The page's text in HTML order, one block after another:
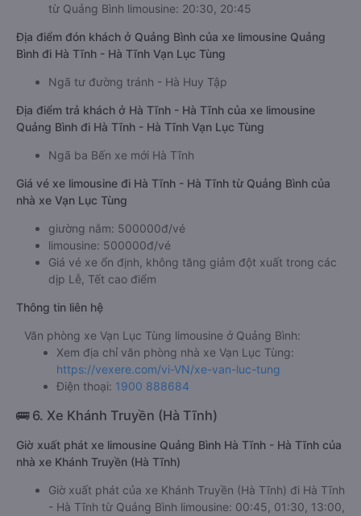
từ Quảng Bình limousine: 20:30, 20:45
Địa điểm đón khách ở Quảng Bình của xe limousine Quảng
Bình đi Hà Tĩnh - Hà Tĩnh Vạn Lục Tùng
Ngã tư đường tránh - Hà Huy Tập
Địa điểm trả khách ở Hà Tĩnh - Hà Tĩnh của xe limousine
Quảng Bình đi Hà Tĩnh - Hà Tĩnh Vạn Lục Tùng
Ngã ba Bến xe mới Hà Tĩnh
Giá vé xe limousine đi Hà Tĩnh - Hà Tĩnh từ Quảng Bình của
nhà xe Vạn Lục Tùng
giường nằm: 500000đ/vé
limousine: 500000đ/vé
Giá vé xe ổn định, không tăng giảm đột xuất trong các
dịp Lễ, Tết cao điểm
Thông tin liên hệ
Văn phòng xe Vạn Lục Tùng limousine ở Quảng Bình:
Xem địa chỉ văn phòng nhà xe Vạn Lục Tùng:
https://vexere.com/vi-VN/xe-van-luc-tung
Điện thoại: 1900 888684
🚌 6. Xe Khánh Truyền (Hà Tĩnh)
Giờ xuất phát xe limousine Quảng Bình Hà Tĩnh - Hà Tĩnh của
nhà xe Khánh Truyền (Hà Tĩnh)
Giờ xuất phát của xe Khánh Truyền (Hà Tĩnh) đi Hà Tĩnh
- Hà Tĩnh từ Quảng Bình limousine: 00:45, 01:30, 13:00,